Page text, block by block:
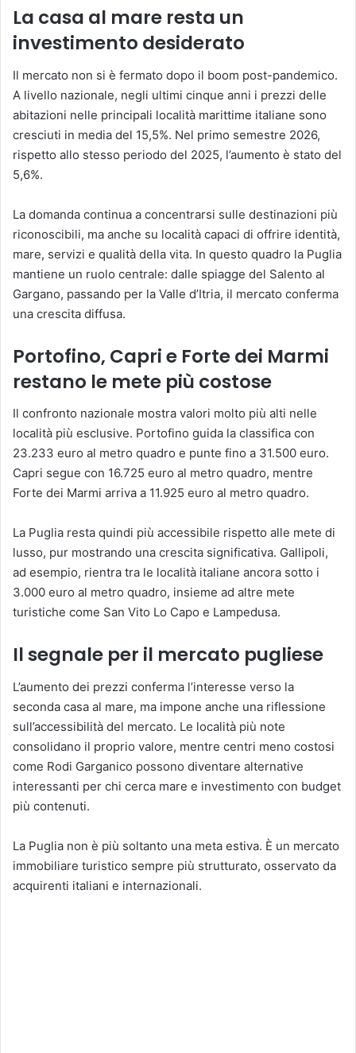
La casa al mare resta un
investimento desiderato
Il mercato non si è fermato dopo il boom post-pandemico.
A livello nazionale, negli ultimi cinque anni i prezzi delle
abitazioni nelle principali località marittime italiane sono
cresciuti in media del 15,5%. Nel primo semestre 2026,
rispetto allo stesso periodo del 2025, l’aumento è stato del
5,6%.
La domanda continua a concentrarsi sulle destinazioni più
riconoscibili, ma anche su località capaci di offrire identità,
mare, servizi e qualità della vita. In questo quadro la Puglia
mantiene un ruolo centrale: dalle spiagge del Salento al
Gargano, passando per la Valle d’Itria, il mercato conferma
una crescita diffusa.
Portofino, Capri e Forte dei Marmi
restano le mete più costose
Il confronto nazionale mostra valori molto più alti nelle
località più esclusive. Portofino guida la classifica con
23.233 euro al metro quadro e punte fino a 31.500 euro.
Capri segue con 16.725 euro al metro quadro, mentre
Forte dei Marmi arriva a 11.925 euro al metro quadro.
La Puglia resta quindi più accessibile rispetto alle mete di
lusso, pur mostrando una crescita significativa. Gallipoli,
ad esempio, rientra tra le località italiane ancora sotto i
3.000 euro al metro quadro, insieme ad altre mete
turistiche come San Vito Lo Capo e Lampedusa.
Il segnale per il mercato pugliese
L’aumento dei prezzi conferma l’interesse verso la
seconda casa al mare, ma impone anche una riflessione
sull’accessibilità del mercato. Le località più note
consolidano il proprio valore, mentre centri meno costosi
come Rodi Garganico possono diventare alternative
interessanti per chi cerca mare e investimento con budget
più contenuti.
La Puglia non è più soltanto una meta estiva. È un mercato
immobiliare turistico sempre più strutturato, osservato da
acquirenti italiani e internazionali.